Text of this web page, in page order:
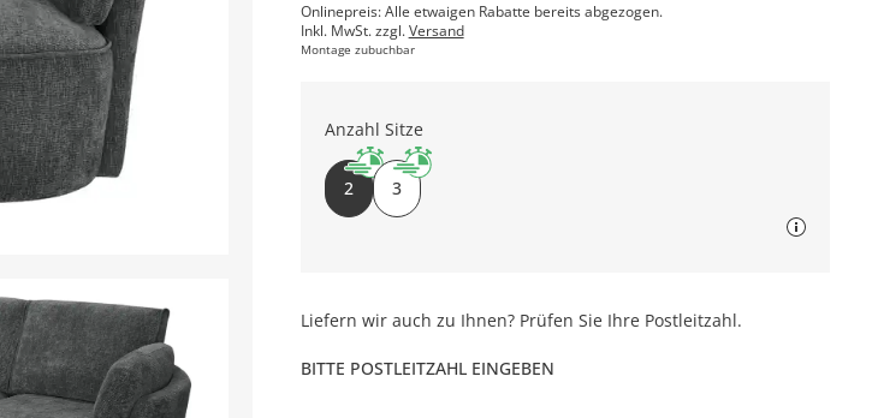
Onlinepreis: Alle etwaigen Rabatte bereits abgezogen.
Inkl. MwSt. zzgl.Versand
Montage zubuchbar
Anzahl Sitze
2 3
Liefern wir auch zu Ihnen? Prüfen Sie Ihre Postleitzahl.
BITTE POSTLEITZAHL EINGEBEN